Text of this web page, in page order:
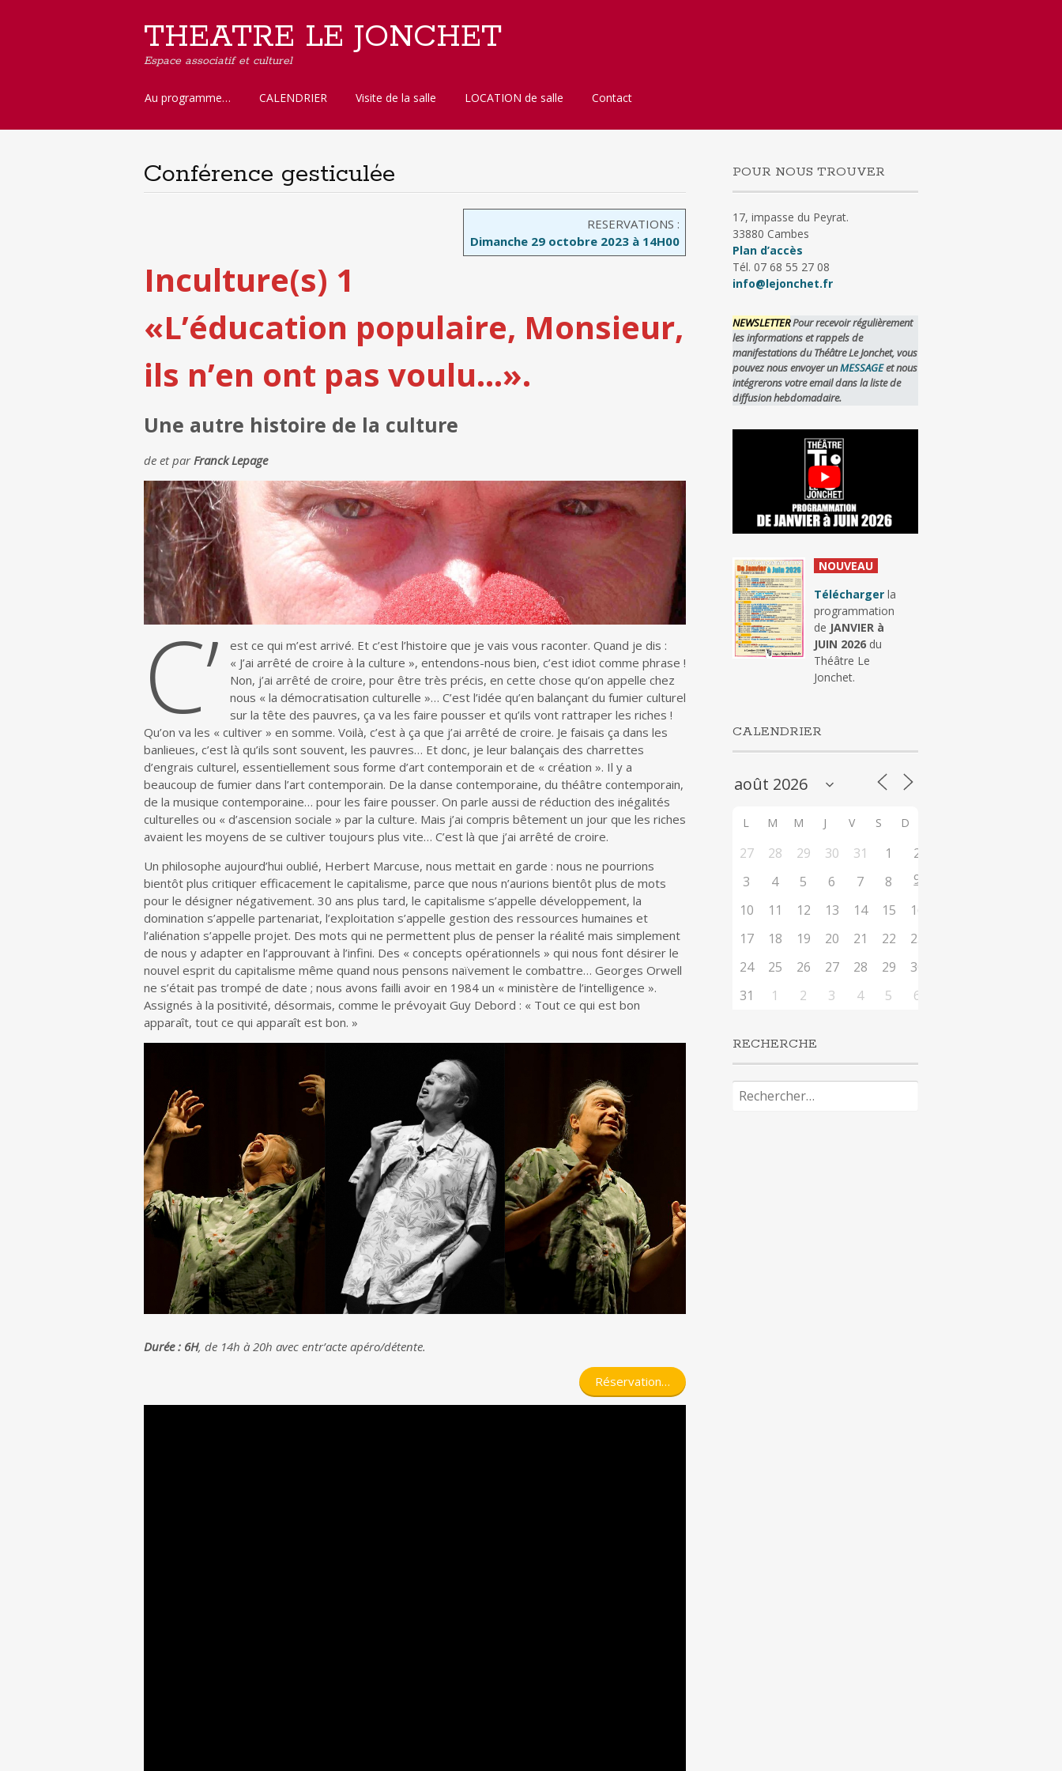
THEATRE LE JONCHET
Espace associatif et culturel
Aller
contenu
Au programme… CALENDRIER Visite de la salle LOCATION de salle Contact
Conférence gesticulée
RESERVATIONS :
Dimanche 29 octobre 2023 à 14H00
Inculture(s) 1
«L’éducation populaire, Monsieur,
ils n’en ont pas voulu…».
Une autre histoire de la culture
de et parFranck Lepage
C’
est ce qui m’est arrivé. Et c’est l’histoire que je vais vous raconter. Quand je dis :
« J’ai arrêté de croire à la culture », entendons-nous bien, c’est idiot comme phrase !
Non, j’ai arrêté de croire, pour être très précis, en cette chose qu’on appelle chez
nous « la démocratisation culturelle »… C’est l’idée qu’en balançant du fumier culturel
sur la tête des pauvres, ça va les faire pousser et qu’ils vont rattraper les riches !
Qu’on va les « cultiver » en somme. Voilà, c’est à ça que j’ai arrêté de croire. Je faisais ça dans les
banlieues, c’est là qu’ils sont souvent, les pauvres… Et donc, je leur balançais des charrettes
d’engrais culturel, essentiellement sous forme d’art contemporain et de « création ». Il y a
beaucoup de fumier dans l’art contemporain. De la danse contemporaine, du théâtre contemporain,
de la musique contemporaine… pour les faire pousser. On parle aussi de réduction des inégalités
culturelles ou « d’ascension sociale » par la culture. Mais j’ai compris bêtement un jour que les riches
avaient les moyens de se cultiver toujours plus vite… C’est là que j’ai arrêté de croire.
Un philosophe aujourd’hui oublié, Herbert Marcuse, nous mettait en garde : nous ne pourrions
bientôt plus critiquer efficacement le capitalisme, parce que nous n’aurions bientôt plus de mots
pour le désigner négativement. 30 ans plus tard, le capitalisme s’appelle développement, la
domination s’appelle partenariat, l’exploitation s’appelle gestion des ressources humaines et
l’aliénation s’appelle projet. Des mots qui ne permettent plus de penser la réalité mais simplement
de nous y adapter en l’approuvant à l’infini. Des « concepts opérationnels » qui nous font désirer le
nouvel esprit du capitalisme même quand nous pensons naïvement le combattre… Georges Orwell
ne s’était pas trompé de date ; nous avons failli avoir en 1984 un « ministère de l’intelligence ».
Assignés à la positivité, désormais, comme le prévoyait Guy Debord : « Tout ce qui est bon
apparaît, tout ce qui apparaît est bon. »
Durée : 6H, de 14h à 20h avec entr’acte apéro/détente.
Réservation…
POUR NOUS TROUVER
17, impasse du Peyrat.
33880 Cambes
Plan d’accès
Tél. 07 68 55 27 08
info@lejonchet.fr
NEWSLETTERPour recevoir régulièrement
les informations et rappels de
manifestations du Théâtre Le Jonchet, vous
pouvez nous envoyer unMESSAGEet nous
intégrerons votre email dans la liste de
diffusion hebdomadaire.
NOUVEAU
Télécharger la
programmation
de JANVIER à
JUIN 2026 du
Théâtre Le
Jonchet.
CALENDRIER
L M M J V S D
27 28 29 30 31 1
2
3
4 5 6 7 8
9
10
11 12 13 14 15
16
17
18 19 20 21 22
23
24
25 26 27 28 29
30
31
1 2 3 4 5 6
RECHERCHE